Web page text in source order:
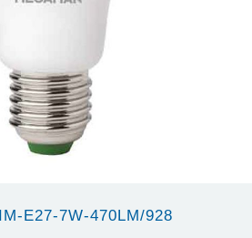
E27-7W-470LM/928